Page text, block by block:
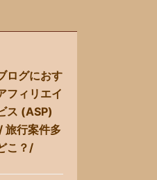
ログにおす
フィリエイ
ス (ASP)
旅行案件多
こ？/